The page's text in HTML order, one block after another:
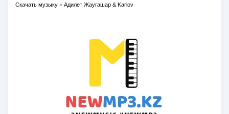
Скачать музыку » Адилет Жаугашар & Karlov